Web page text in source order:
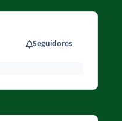
Seguidores